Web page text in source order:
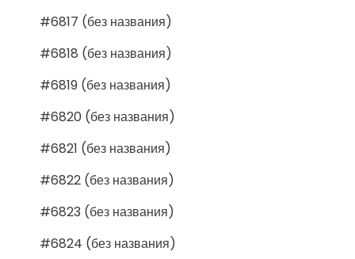
#6817 (без названия)
#6818 (без названия)
#6819 (без названия)
#6820 (без названия)
#6821 (без названия)
#6822 (без названия)
#6823 (без названия)
#6824 (без названия)